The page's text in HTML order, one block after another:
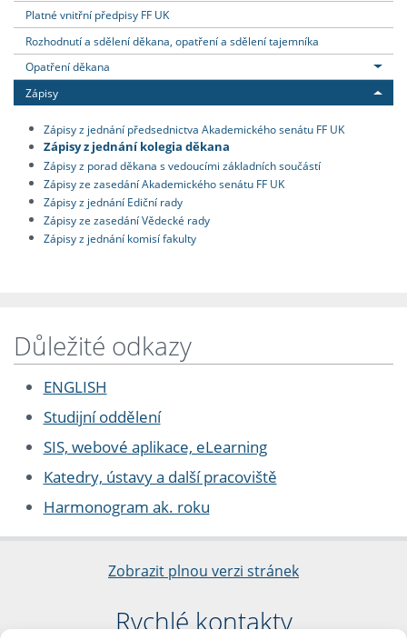
Platné vnitřní předpisy FF UK
Rozhodnutí a sdělení děkana, opatření a sdělení tajemníka
Opatření děkana
Zápisy
Zápisy z jednání předsednictva Akademického senátu FF UK
Zápisy z jednání kolegia děkana
Zápisy z porad děkana s vedoucími základních součástí
Zápisy ze zasedání Akademického senátu FF UK
Zápisy z jednání Ediční rady
Zápisy ze zasedání Vědecké rady
Zápisy z jednání komisí fakulty
Důležité odkazy
ENGLISH
Studijní oddělení
SIS, webové aplikace, eLearning
Katedry, ústavy a další pracoviště
Harmonogram ak. roku
Zobrazit plnou verzi stránek
Rychlé kontakty